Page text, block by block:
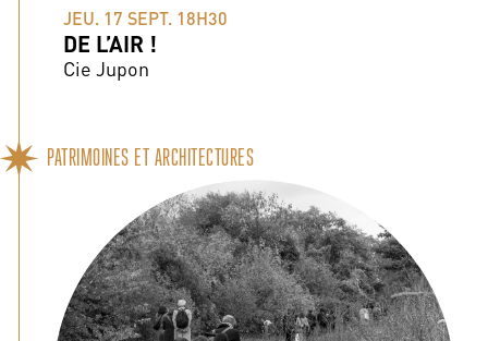
JEU. 17 SEPT. 18H30
DE L’AIR !
Cie Jupon
PATRIMOINES ET ARCHITECTURES